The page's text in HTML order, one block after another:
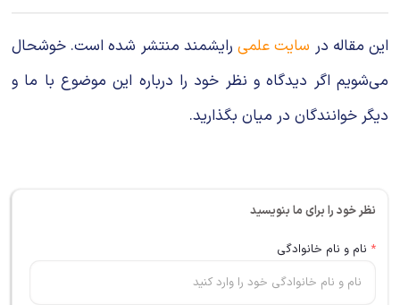
این مقاله در سایت علمیرایشمند منتشر شده است. خوشحال
می‌شویم اگر دیدگاه و نظر خود را درباره این موضوع با ما و
دیگر خوانندگان در میان بگذارید.
نظر خود را برای ما بنویسید
* نام و نام خانوادگی